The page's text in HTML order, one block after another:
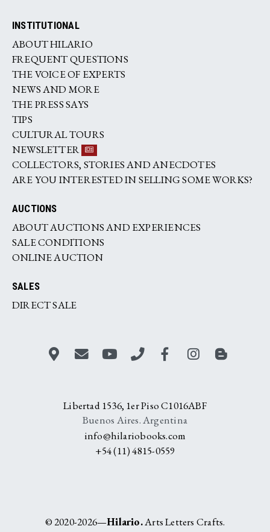
INSTITUTIONAL
ABOUT HILARIO
FREQUENT QUESTIONS
THE VOICE OF EXPERTS
NEWS AND MORE
THE PRESS SAYS
TIPS
CULTURAL TOURS
NEWSLETTER
COLLECTORS, STORIES AND ANECDOTES
ARE YOU INTERESTED IN SELLING SOME WORKS?
AUCTIONS
ABOUT AUCTIONS AND EXPERIENCES
SALE CONDITIONS
ONLINE AUCTION
SALES
DIRECT SALE
Libertad 1536, 1er Piso C1016ABF
Buenos Aires. Argentina
info@hilariobooks.com
+54 (11) 4815-0559
© 2020-2026—Hilario.Arts Letters Crafts.